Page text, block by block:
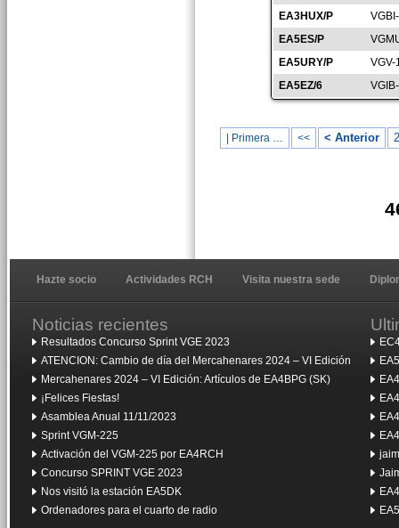
EA3HUX/P
EA5ES/P
EA5URY/P
VGV-
EA5EZ/6
| Primera … << < Anterior
Hazte socio Actividades RCH Visita nuestra sede
Noticias recientes
Resultados Concurso Sprint VGE 2023
ATENCION: Cambio de día del Mercahenares 2024 – VI Edición
Mercahenares 2024 – VI Edición: Artículos de EA4BPG (SK)
¡Felices Fiestas!
Asamblea Anual 11/11/2023
Sprint VGM-225
Activación del VGM-225 por EA4RCH
Concurso SPRINT VGE 2023
Nos visitó la estación EA5DK
Ordenadores para el cuarto de radio